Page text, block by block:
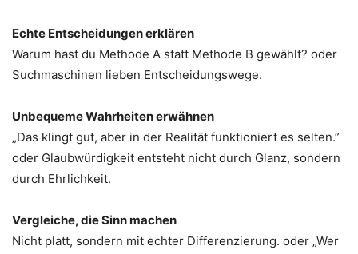
Echte Entscheidungen erklären
Warum hast du Methode A statt Methode B gewählt? oder
Suchmaschinen lieben Entscheidungswege.
Unbequeme Wahrheiten erwähnen
„Das klingt gut, aber in der Realität funktioniert es selten.”
oder Glaubwürdigkeit entsteht nicht durch Glanz, sondern
durch Ehrlichkeit.
Vergleiche, die Sinn machen
Nicht platt, sondern mit echter Differenzierung. oder „Wer